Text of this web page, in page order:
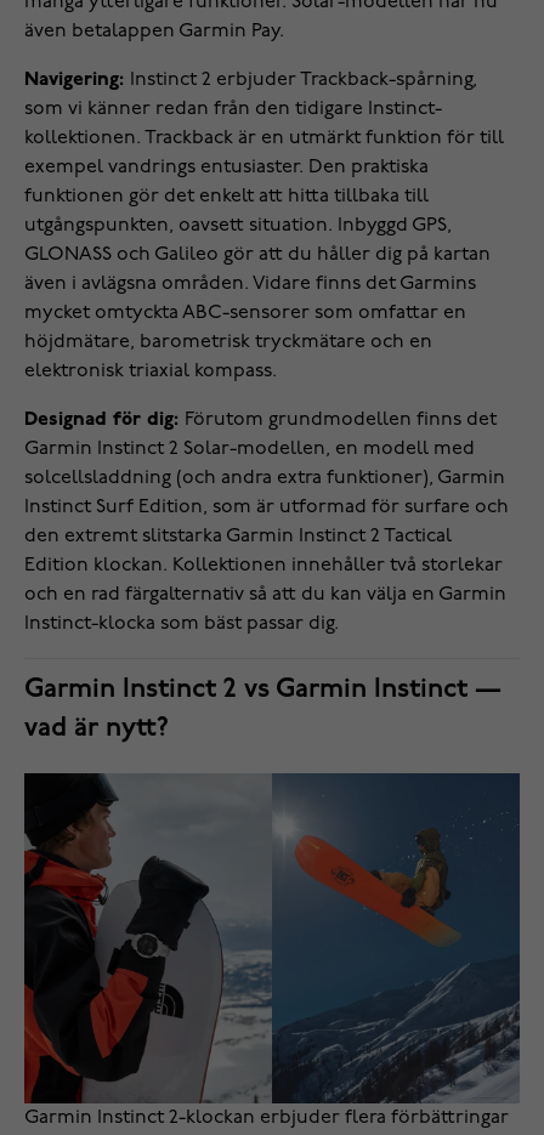
även betalappen Garmin Pay.
Navigering:
Instinct 2 erbjuder Trackback-spårning,
som vi känner redan från den tidigare Instinct-
kollektionen. Trackback är en utmärkt funktion för till
exempel vandrings entusiaster. Den praktiska
funktionen gör det enkelt att hitta tillbaka till
utgångspunkten, oavsett situation. Inbyggd GPS,
GLONASS och Galileo gör att du håller dig på kartan
även i avlägsna områden. Vidare finns det Garmins
mycket omtyckta ABC-sensorer som omfattar en
höjdmätare, barometrisk tryckmätare och en
elektronisk triaxial kompass.
Designad för dig: Förutom grundmodellen finns det
Garmin Instinct 2 Solar-modellen, en modell med
solcellsladdning (och andra extra funktioner), Garmin
Instinct Surf Edition, som är utformad för surfare och
den extremt slitstarka Garmin Instinct 2 Tactical
Edition klockan. Kollektionen innehåller två storlekar
och en rad färgalternativ så att du kan välja en Garmin
Instinct-klocka som bäst passar dig.
Garmin Instinct 2 vs Garmin Instinct —
vad är nytt?
Garmin Instinct 2-klockan erbjuder flera förbättringar